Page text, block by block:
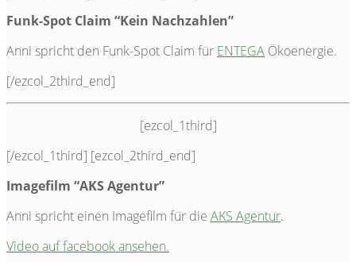
Funk-Spot Claim “Kein Nachzahlen”
Anni spricht den Funk-Spot Claim für ENTEGA Ökoenergie.
[/ezcol_2third_end]
[ezcol_1third]
[/ezcol_1third] [ezcol_2third_end]
Imagefilm “AKS Agentur”
Anni spricht einen Imagefilm für die AKS Agentur.
Video auf facebook ansehen.